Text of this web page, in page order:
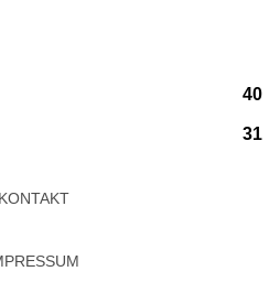
40
31
KONTAKT